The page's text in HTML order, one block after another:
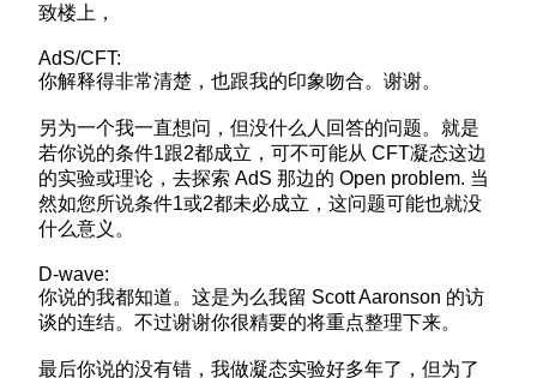
致楼上，
AdS/CFT:
你解释得非常清楚，也跟我的印象吻合。谢谢。
另为一个我一直想问，但没什么人回答的问题。就是
若你说的条件1跟2都成立，可不可能从 CFT凝态这边
的实验或理论，去探索 AdS 那边的 Open problem. 当
然如您所说条件1或2都未必成立，这问题可能也就没
什么意义。
D-wave:
你说的我都知道。这是为么我留 Scott Aaronson 的访
谈的连结。不过谢谢你很精要的将重点整理下来。
最后你说的没有错，我做凝态实验好多年了，但为了